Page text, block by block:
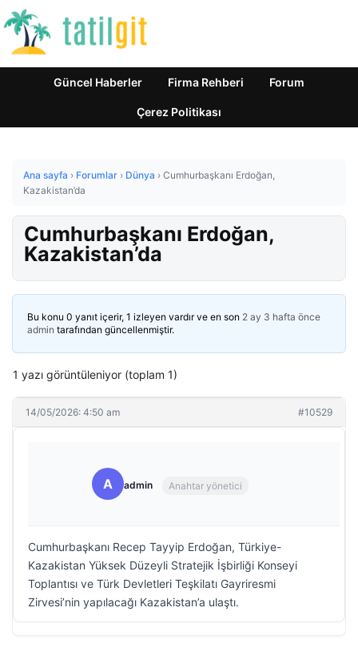
Güncel Haberler Firma Rehberi Forum
Çerez Politikası
Ana sayfa › Forumlar › Dünya › Cumhurbaşkanı Erdoğan,
Kazakistan’da
Cumhurbaşkanı Erdoğan,
Kazakistan’da
Bu konu 0 yanıt içerir, 1 izleyen vardır ve en son 2 ay 3 hafta önce
admin tarafından güncellenmiştir.
1 yazı görüntüleniyor (toplam 1)
14/05/2026: 4:50 am #10529
A admin Anahtar yönetici
Cumhurbaşkanı Recep Tayyip Erdoğan, Türkiye-
Kazakistan Yüksek Düzeyli Stratejik İşbirliği Konseyi
Toplantısı ve Türk Devletleri Teşkilatı Gayriresmi
Zirvesi’nin yapılacağı Kazakistan’a ulaştı.